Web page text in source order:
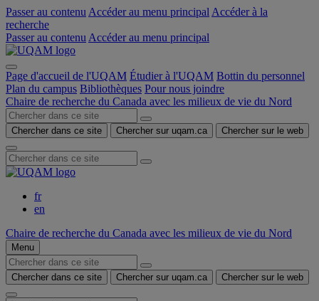
Passer au contenu Accéder au menu principal Accéder à la
recherche
Passer au contenu Accéder au menu principal
Page d'accueil de l'UQAM Étudier à l'UQAM Bottin du personnel
Plan du campus Bibliothèques Pour nous joindre
Chaire de recherche du Canada avec les milieux de vie du Nord
Chercher dans ce site Chercher sur uqam.ca Chercher sur le web
fr
en
Chaire de recherche du Canada avec les milieux de vie du Nord
Menu
Chercher dans ce site Chercher sur uqam.ca Chercher sur le web